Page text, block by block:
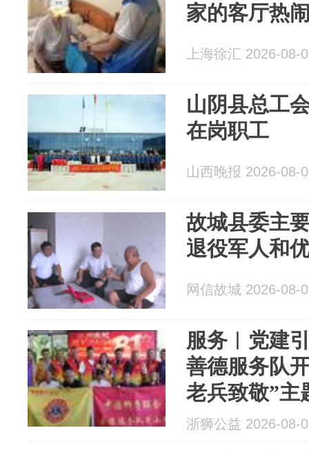
家的客厅热
上海徐汇 2026-08-
山阴县总工
在岗职工
山西晚报 2026-08-
故城县委主
退役军人和
网信故城 2026-08-
服务︱党建
善德服务队
老兵致敬”主
浙狮公益 2026-08-